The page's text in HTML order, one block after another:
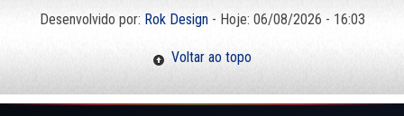
Desenvolvido por: Rok Design- Hoje: 06/08/2026 - 16:03
Voltar ao topo